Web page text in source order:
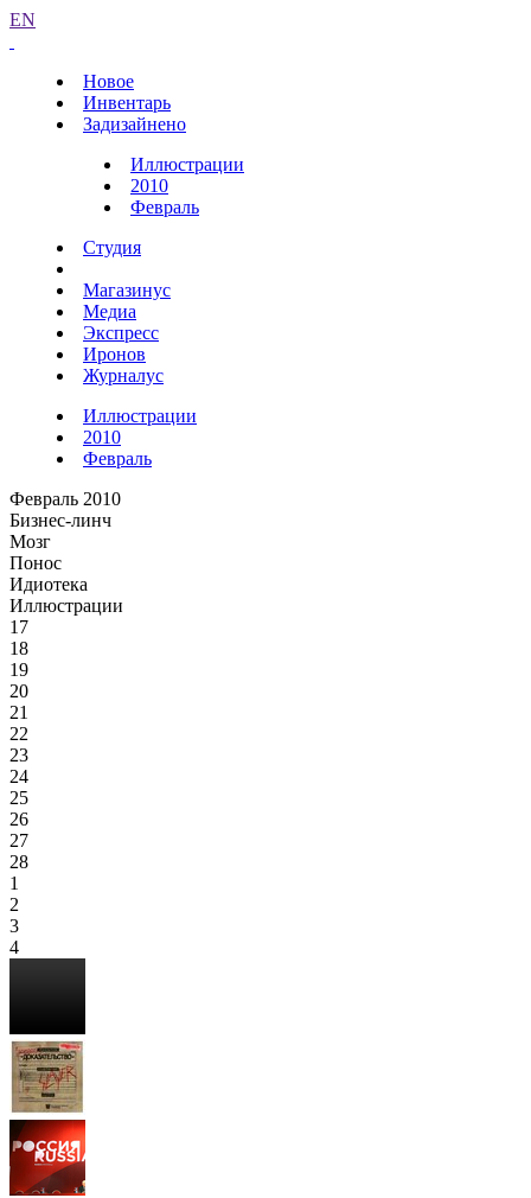
EN
Новое
Инвентарь
Задизайнено
Иллюстрации
2010
Февраль
Студия
Магазинус
Медиа
Экспресс
Иронов
Журналус
Иллюстрации
2010
Февраль
Февраль 2010
Бизнес-линч
Мозг
Понос
Идиотека
Иллюстрации
17
18
19
20
21
22
23
24
25
26
27
28
1
2
3
4